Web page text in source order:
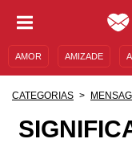
AMOR AMIZADE
CATEGORIAS